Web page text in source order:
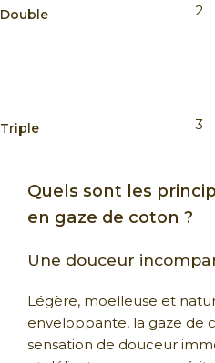
Double 2
Triple 3
Quels sont les
en gaze de coton ?
Une douceur
Légère, moelleuse et
enveloppante, la gaze de
sensation de douceur